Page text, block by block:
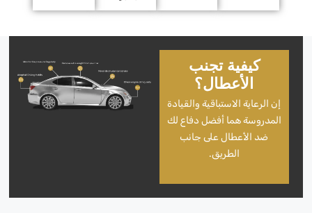
كيفية تجنب
الأعطال؟
إن الرعاية الاستباقية والقيادة
المدروسة هما أفضل دفاع لك
ضد الأعطال على جانب
الطريق.